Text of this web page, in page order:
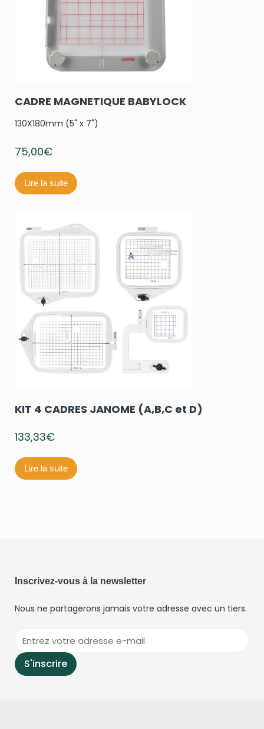
CADRE MAGNETIQUE BABYLOCK
130X180mm (5" x 7")
75,00€
Lire la suite
KIT 4 CADRES JANOME (A,B,C et D)
133,33€
Lire la suite
Inscrivez-vous à la newsletter
Nous ne partagerons jamais votre adresse avec un tiers.